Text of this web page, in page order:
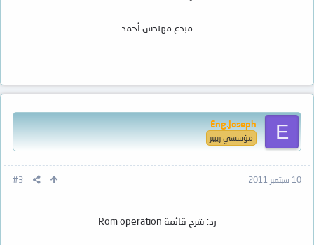
مبدع مهندس أحمد
E
Eng.Joseph
مؤسسي ريبير
10 سبتمبر 2011 #3
رد: شرح قائمة Rom operation